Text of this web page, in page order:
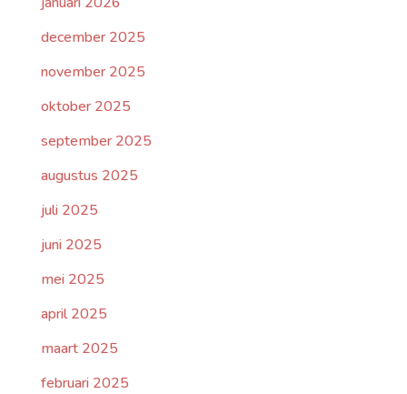
december 2025
november 2025
oktober 2025
september 2025
augustus 2025
juli 2025
juni 2025
mei 2025
april 2025
maart 2025
februari 2025